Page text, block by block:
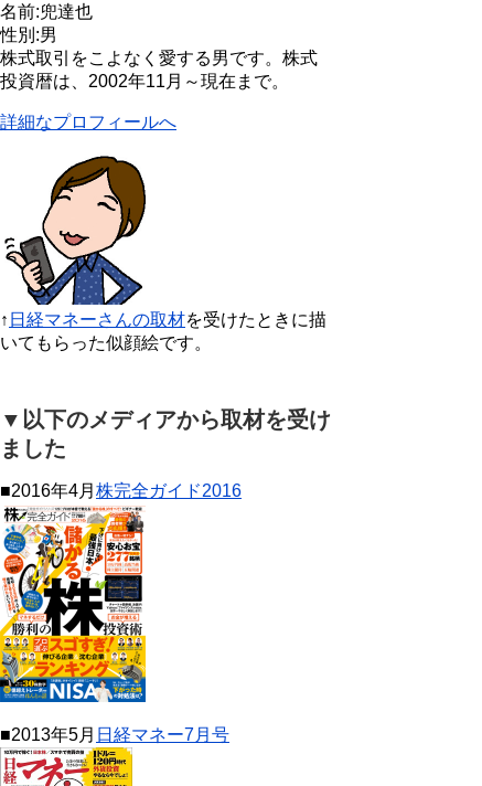
名前:兜達也
性別:男
株式取引をこよなく愛する男です。株式
投資暦は、2002年11月～現在まで。
詳細なプロフィールへ
↑ 日経マネーさんの取材を受けたときに描
いてもらった似顔絵です。
▼以下のメディアから取材を受け
ました
■2016年4月 株完全ガイド2016
■2013年5月 日経マネー7月号